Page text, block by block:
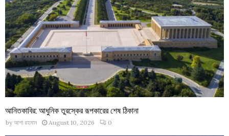
আনিতকাবির: আধুনিক তুরস্কের রূপকারের শেষ ঠিকানা
by আশা রহমান August 10, 2026 0